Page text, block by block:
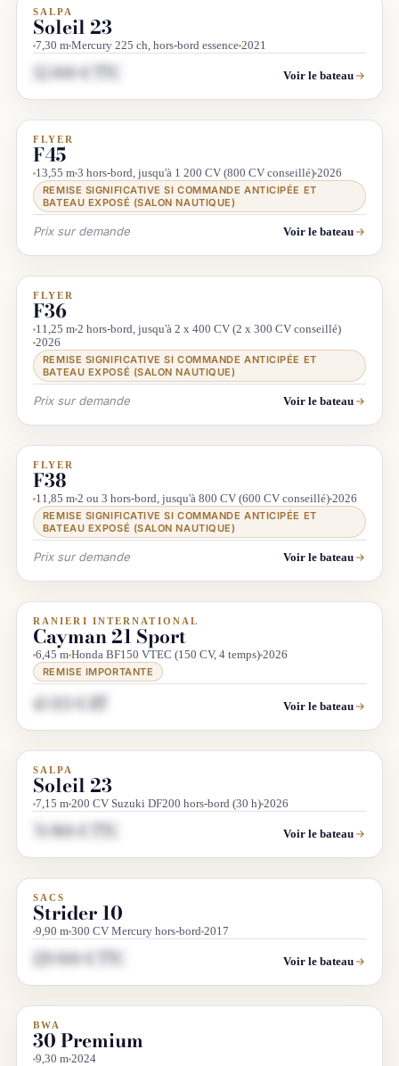
OCCASION
SALPA
Soleil 23
7,30 m Mercury 225 ch, hors-bord essence 2021
52 000 € TTC Voir le bateau
DÉMO SALON
FLYER
F45
13,55 m 3 hors-bord, jusqu'à 1 200 CV (800 CV conseillé) 2026
REMISE SIGNIFICATIVE SI COMMANDE ANTICIPÉE ET
BATEAU EXPOSÉ (SALON NAUTIQUE)
Prix sur demande Voir le bateau
DIRECT CHANTIER
FLYER
F36
11,25 m 2 hors-bord, jusqu'à 2 x 400 CV (2 x 300 CV conseillé)
2026
REMISE SIGNIFICATIVE SI COMMANDE ANTICIPÉE ET
BATEAU EXPOSÉ (SALON NAUTIQUE)
Prix sur demande Voir le bateau
DIRECT CHANTIER
FLYER
F38
11,85 m 2 ou 3 hors-bord, jusqu'à 800 CV (600 CV conseillé) 2026
REMISE SIGNIFICATIVE SI COMMANDE ANTICIPÉE ET
BATEAU EXPOSÉ (SALON NAUTIQUE)
Prix sur demande Voir le bateau
DÉSTOCKAGE
RANIERI INTERNATIONAL
Cayman 21 Sport
6,45 m Honda BF150 VTEC (150 CV, 4 temps) 2026
REMISE IMPORTANTE
43 833 € HT Voir le bateau
OCCASION
SALPA
Soleil 23
7,15 m 200 CV Suzuki DF200 hors-bord (30 h) 2026
76 900 € TTC Voir le bateau
OCCASION
SACS
Strider 10
9,90 m 300 CV Mercury hors-bord 2017
129 000 € TTC Voir le bateau
OCCASION
BWA
30 Premium
9,30 m 2024